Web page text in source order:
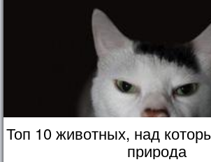
Топ 10 животных, над
природа